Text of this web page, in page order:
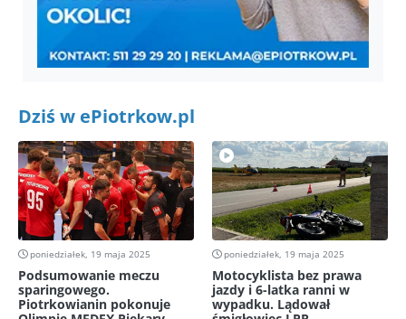
Dziś w ePiotrkow.pl
poniedziałek, 19 maja 2025
Podsumowanie meczu
sparingowego.
Piotrkowianin pokonuje
poniedziałek, 19 maja 2025
Motocyklista bez prawa
jazdy i 6-latka ranni w
wypadku. Lądował